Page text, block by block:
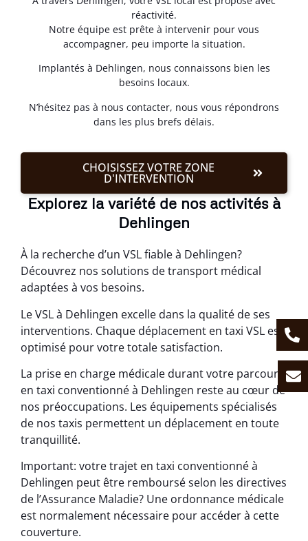
réactivité.
Notre équipe est prête à intervenir pour vous
accompagner, peu importe la situation.
Implantés à Dehlingen, nous connaissons bien les
besoins locaux.
N’hésitez pas à nous contacter, nous vous répondrons
dans les plus brefs délais.
CHOISISSEZ VOTRE ZONE
D'INTERVENTION
Explorez la variété de nos activités à
Dehlingen
À la recherche d’un VSL fiable à Dehlingen?
Découvrez nos solutions de transport médical
adaptées à vos besoins.
Le VSL à Dehlingen excelle dans la qualité de ses
interventions. Chaque déplacement en taxi VSL est
optimisé pour votre totale satisfaction.
La prise en charge médicale durant votre parcours
en taxi conventionné à Dehlingen reste au cœur de
nos préoccupations. Les équipements spécialisés
de nos taxis permettent un déplacement en toute
tranquillité.
Important: votre trajet en taxi conventionné à
Dehlingen peut être remboursé selon les directives
de l’Assurance Maladie? Une ordonnance médicale
est normalement nécessaire pour accéder à cette
couverture.